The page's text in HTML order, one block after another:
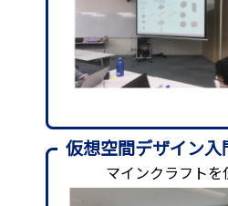
仮想空間デザイン入
マインクラフトを